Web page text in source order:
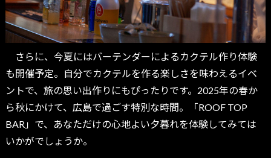
さらに、今夏にはバーテンダーによるカクテル作り体験
も開催予定。自分でカクテルを作る楽しさを味わえるイベ
ントで、旅の思い出作りにもぴったりです。2025年の春か
ら秋にかけて、広島で過ごす特別な時間。「ROOF TOP
BAR」で、あなただけの心地よい夕暮れを体験してみては
いかがでしょうか。